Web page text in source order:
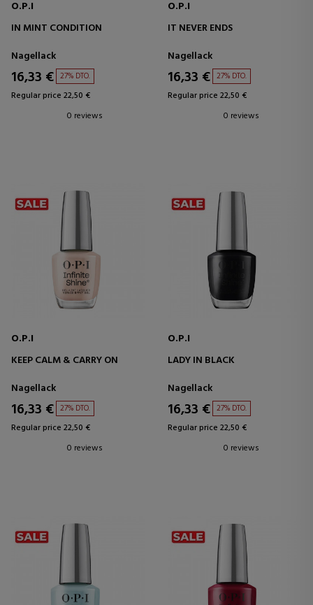
O.P.I
IN MINT CONDITION
Nagellack
16,33 € 27% DTO.
Regular price 22,50 €
0 reviews
O.P.I
IT NEVER ENDS
Nagellack
16,33 € 27% DTO.
Regular price 22,50 €
0 reviews
O.P.I
KEEP CALM & CARRY ON
Nagellack
16,33 € 27% DTO.
Regular price 22,50 €
0 reviews
O.P.I
LADY IN BLACK
Nagellack
16,33 € 27% DTO.
Regular price 22,50 €
0 reviews